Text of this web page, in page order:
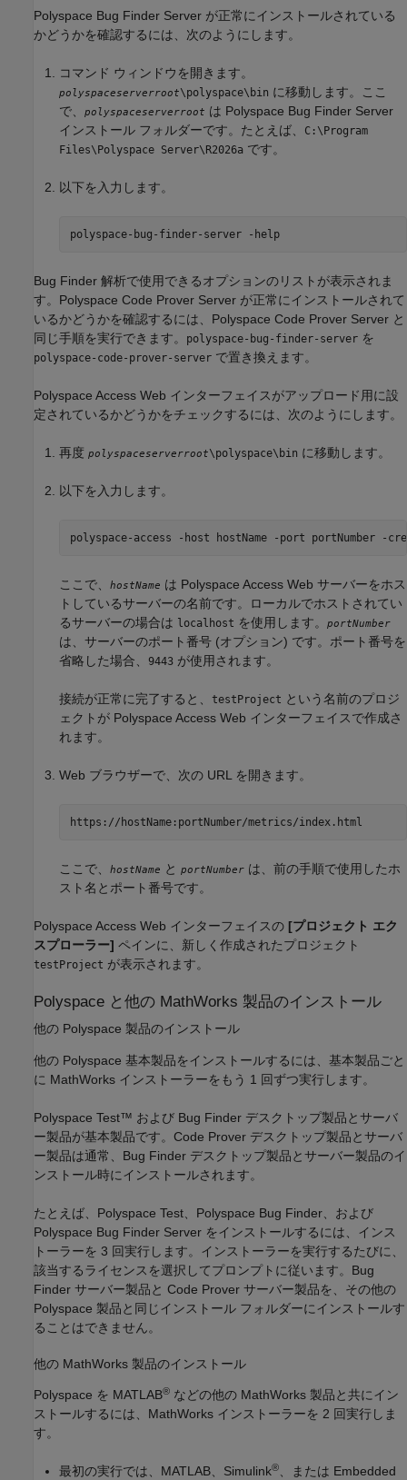
Polyspace Bug Finder Server が正常にインストールされている
かどうかを確認するには、次のようにします。
コマンド ウィンドウを開きます。
polyspaceserverroot\polyspace\bin に移動します。ここ
で、
polyspaceserverroot は Polyspace Bug Finder Server
インストール フォルダーです。たとえば、
C:\Program
Files\Polyspace Server\ R2026a です。
以下を入力します。
polyspace-bug-finder-server -help
Bug Finder 解析で使用できるオプションのリストが表示されま
す。 Polyspace Code Prover Server が正常にインストールされて
いるかどうかを確認するには、 Polyspace Code Prover Server と
同じ手順を実行できます。
polyspace-bug-finder-server を
polyspace-code-prover-server で置き換えます。
Polyspace Access Web インターフェイスがアップロード用に設
定されているかどうかをチェックするには、次のようにします。
再度 polyspaceserverroot\polyspace\bin に移動します。
以下を入力します。
polyspace-access -host hostName -port portNumber -
ここで、 hostName は Polyspace Access Web サーバーをホス
トしているサーバーの名前です。ローカルでホストされてい
るサーバーの場合は localhost を使用します。 portNumber
は、サーバーのポート番号 (オプション) です。ポート番号を
省略した場合、
9443 が使用されます。
接続が正常に完了すると、 testProject という名前のプロジ
ェクトが Polyspace Access Web インターフェイスで作成さ
れます。
Web ブラウザーで、次の URL を開きます。
https://hostName:portNumber/metrics/index.html
ここで、 hostName と portNumber は、前の手順で使用したホ
スト名とポート番号です。
Polyspace Access Web インターフェイスの [プロジェクト エク
スプローラー] ペインに、新しく作成されたプロジェクト
testProject が表示されます。
Polyspace と他の MathWorks 製品のインストール
他の Polyspace 製品のインストール
他の Polyspace 基本製品をインストールするには、基本製品ごと
に MathWorks インストーラーをもう 1 回ずつ実行します。
Polyspace Test™ および Bug Finder デスクトップ製品とサーバ
ー製品が基本製品です。Code Prover デスクトップ製品とサーバ
ー製品は通常、Bug Finder デスクトップ製品とサーバー製品のイ
ンストール時にインストールされます。
たとえば、 Polyspace Test Polyspace Bug Finder 、および
Polyspace Bug Finder Server をインストールするには、インス
トーラーを 3 回実行します。インストーラーを実行するたびに、
該当するライセンスを選択してプロンプトに従います。Bug
Finder サーバー製品と Code Prover サーバー製品を、その他の
Polyspace 製品と同じインストール フォルダーにインストールす
ることはできません。
他の MathWorks 製品のインストール
Polyspace を MATLAB® などの他の MathWorks 製品と共にイン
ストールするには、MathWorks インストーラーを 2 回実行しま
す。
最初の実行では、MATLAB、Simulink®、または Embedded